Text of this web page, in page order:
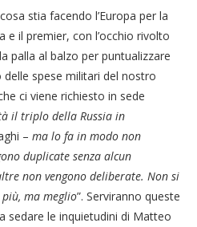
stia facendo l’Europa per la
il premier, con l’occhio rivolto
palla al balzo per puntualizzare
delle spese militari del nostro
ci viene richiesto in sede
il triplo della Russia in
– ma lo fa in modo non
duplicate senza alcun
non vengono deliberate. Non si
ma meglio”. Serviranno queste
sedare le inquietudini di Matteo